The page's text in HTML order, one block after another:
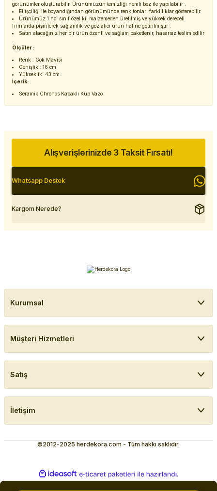
görünümler oluşturabilir. Ürünümüzün temizliği nemli bez ile yapılabilir .
El işçiliği ile boyandığından görünümünde renk tonları farklılıklar gösterebilir.
Ürünümüz 1.nci sınıf özel kil malzemeden üretilmiş ve yüksek dereceli
fırınlarda pişirilerek sağlamlık ve göz alıcı ürün haline getirilmiştir .
Satın alacağınız her bir ürün özenli ve sağlam paketlenir, hasarsız teslim edilir
Ölçüler :
Renk : Gök Mavisi
Genişlik : 16 cm.
Yükseklik: 43 cm.
İçerik:
Seramik Chronos Kapaklı Küp Vazo
Alışverişlerinizde 3 Taksit Fırsatı!
Whatsapp Destek
Kargom Nerede?
Kurumsal
Müşteri Hizmetleri
Satış
İletişim
©2012-2025 herdekora.com - Tüm hakkı saklıdır.
ideasoft
e-
ticaret
hazırlandı.